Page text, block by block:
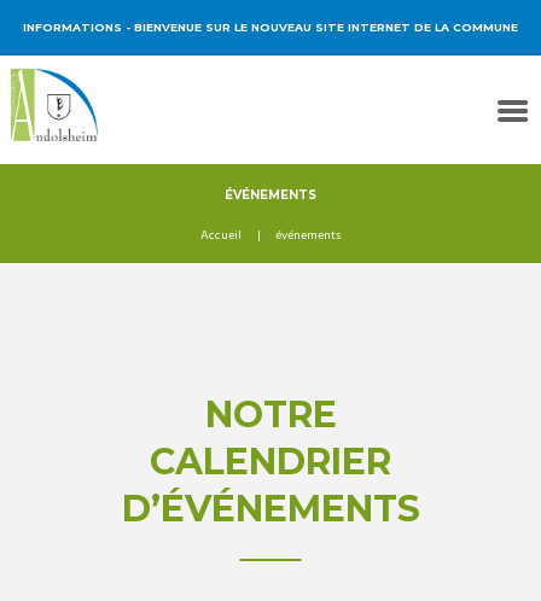
INFORMATIONS - BIENVENUE SUR LE NOUVEAU SITE INTERNET DE LA COMMUNE
ÉVÉNEMENTS
Accueil événements
NOTRE
CALENDRIER
D’ÉVÉNEMENTS